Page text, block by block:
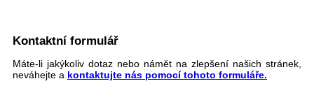
Kontaktní formulář
Máte-li jakýkoliv dotaz nebo námět na zlepšení našich stránek,
neváhejte a kontaktujte nás pomocí tohoto formuláře.